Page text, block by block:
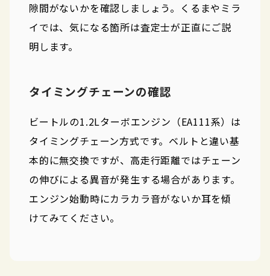
隙間がないかを確認しましょう。くるまやミラ
イでは、気になる箇所は査定士が正直にご説
明します。
タイミングチェーンの確認
ビートルの1.2Lターボエンジン（EA111系）は
タイミングチェーン方式です。ベルトと違い基
本的に無交換ですが、高走行距離ではチェーン
の伸びによる異音が発生する場合があります。
エンジン始動時にカラカラ音がないか耳を傾
けてみてください。